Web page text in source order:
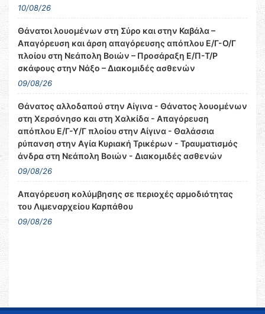
10/08/26
Θάνατοι λουομένων στη Σύρο και στην Καβάλα –
Απαγόρευση και άρση απαγόρευσης απόπλου Ε/Γ-Ο/Γ
πλοίου στη Νεάπολη Βοιών – Προσάραξη Ε/Π-Τ/Ρ
σκάφους στην Νάξο – Διακομιδές ασθενών
09/08/26
Θάνατος αλλοδαπού στην Αίγινα - Θάνατος λουομένων
στη Χερσόνησο και στη Χαλκίδα - Απαγόρευση
απόπλου Ε/Γ-Υ/Γ πλοίου στην Αίγινα - Θαλάσσια
ρύπανση στην Αγία Κυριακή Τρικέρων - Τραυματισμός
άνδρα στη Νεάπολη Βοιών - Διακομιδές ασθενών
09/08/26
Απαγόρευση κολύμβησης σε περιοχές αρμοδιότητας
του Λιμεναρχείου Καρπάθου
09/08/26